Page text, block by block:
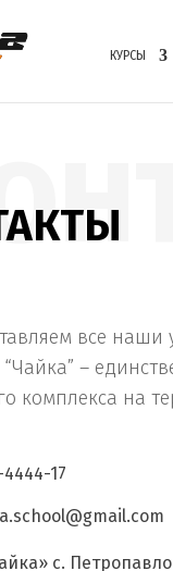
КУРСЫ
все наши
–
комплекса на
17
с.